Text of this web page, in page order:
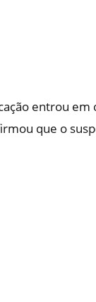
entrou
que o